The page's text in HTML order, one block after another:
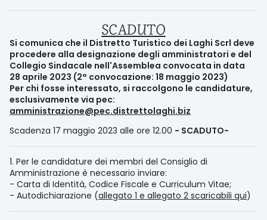
SCADUTO
Si comunica che il Distretto Turistico dei Laghi Scrl deve
procedere alla designazione degli amministratori e del
Collegio Sindacale nell'Assemblea convocata in data
28 aprile 2023 (2° convocazione: 18 maggio 2023)
Per chi fosse interessato, si raccolgono le candidature,
esclusivamente via pec:
amministrazione@pec.distrettolaghi.biz
Scadenza 17 maggio 2023 alle ore 12.00 - SCADUTO-
1. Per le candidature dei membri del Consiglio di
Amministrazione è necessario inviare:
- Carta di Identità, Codice Fiscale e Curriculum Vitae;
- Autodichiarazione (allegato 1 e allegato 2 scaricabili qui)